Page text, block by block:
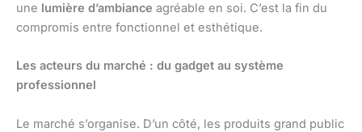
une lumière d’ambiance agréable en soi. C’est la fin du
compromis entre fonctionnel et esthétique.
Les acteurs du marché : du gadget au système
professionnel
Le marché s’organise. D’un côté, les produits grand public